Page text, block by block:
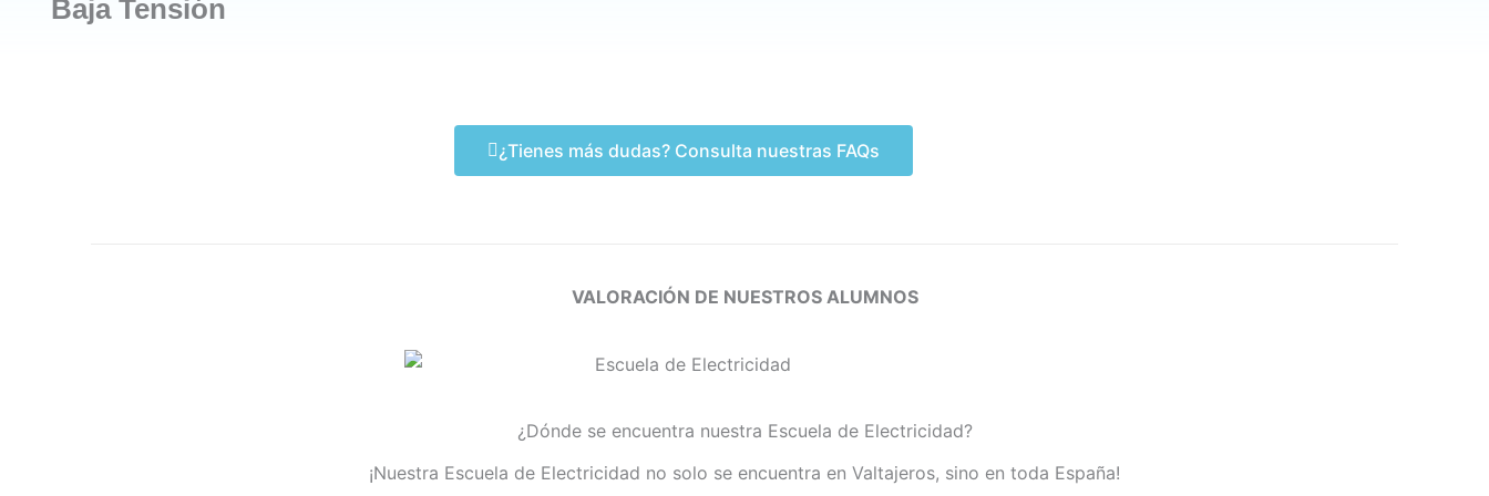
Baja Tensión
¿Tienes más dudas? Consulta nuestras FAQs
VALORACIÓN DE NUESTROS ALUMNOS
¿Dónde se encuentra nuestra Escuela de Electricidad?
¡Nuestra Escuela de Electricidad no solo se encuentra en Valtajeros, sino en toda España!